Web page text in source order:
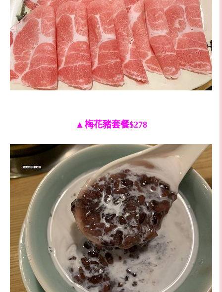
▲ 梅花豬套餐$278